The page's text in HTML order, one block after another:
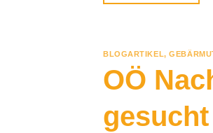
BLOGARTIKEL,
OÖ
gesucht